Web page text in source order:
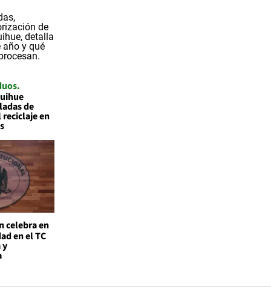
de
en
celebra en
en el TC
y